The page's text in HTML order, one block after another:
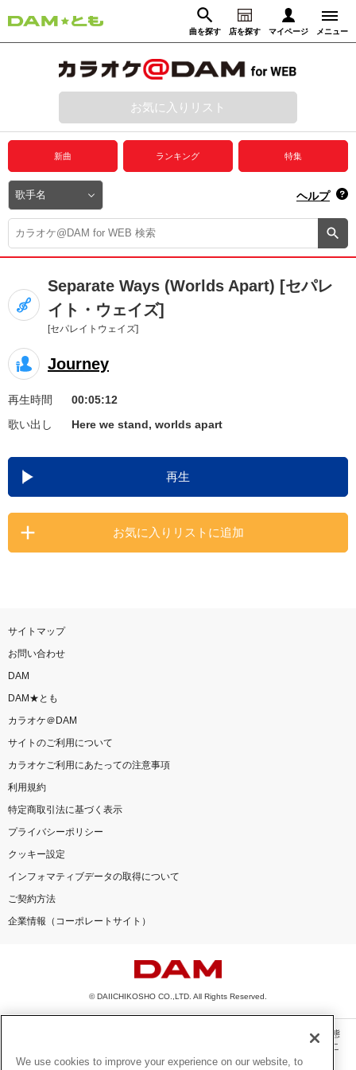
曲を探す 店を探す マイページ メニュー
動画からさがす 録音からさがす
ログイン
プレミアムサービス
DAM★とも動画
DAM★とも録音
カラオケ＠DAM
ユーザー検索
お知らせ
自宅でカラオケ歌い放題！
お気に入りリスト
新曲 ランキング 特集
ヘルプ
Separate Ways (Worlds Apart) [セパレ
イト・ウェイズ]
[セパレイトウェイズ]
Journey
再生時間
00:05:12
歌い出し
Here we stand, worlds apart
再生
お気に入りリストに追加
サイトマップ
お問い合わせ
DAM
DAM★とも
カラオケ＠DAM
サイトのご利用について
カラオケご利用にあたっての注意事項
利用規約
特定商取引法に基づく表示
プライバシーポリシー
クッキー設定
インフォマティブデータの取得について
ご契約方法
企業情報（コーポレートサイト）
© DAIICHIKOSHO CO.,LTD. All Rights Reserved.
このサイトに掲載されている一切の文章・画像・写真・動画・音声等を、手段や形態
を問わず、著作権法の定める範囲を超えて無断で複製、転載、ファイル化などするこ
とを禁じます。
We use cookies to improve your experience on our website, to